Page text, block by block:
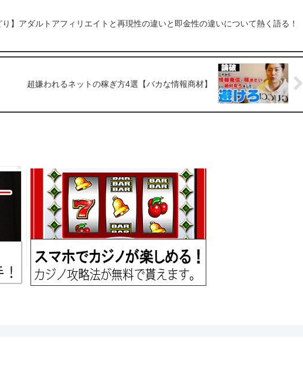
り】アダルトアフィリエイトと再現性の違いと即金性の違いについて熱く語る！
超嫌われるネットの稼ぎ方4選【バカな情報商材】